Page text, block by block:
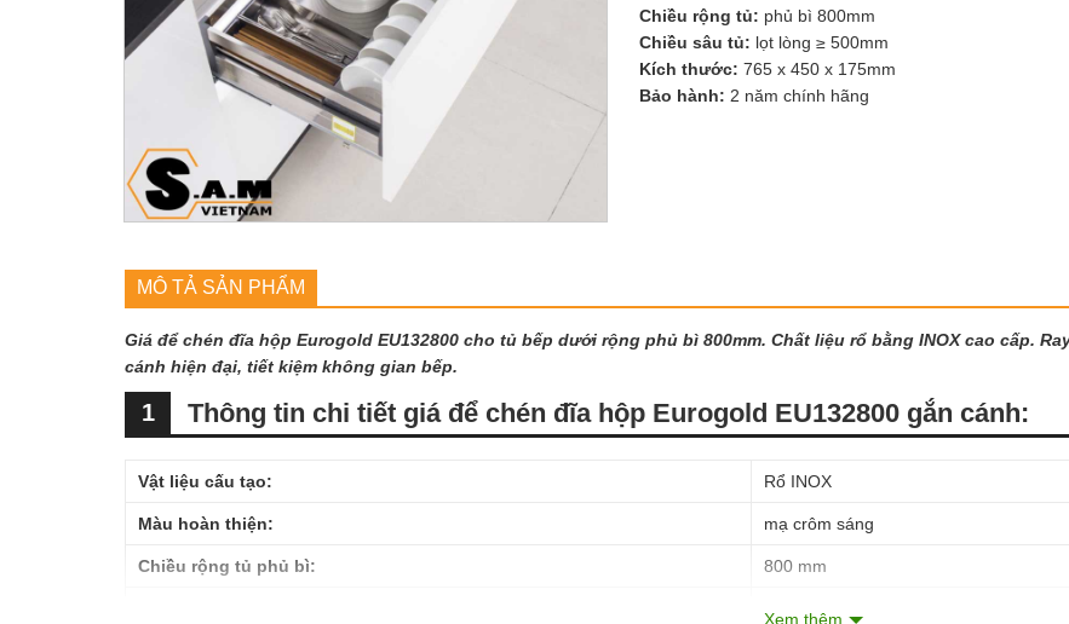
Chiều rộng tủ: phủ bì 800mm
Chiều sâu tủ: lọt lòng ≥ 500mm
Kích thước: 765 x 450 x 175mm
Bảo hành: 2 năm chính hãng
MÔ TẢ SẢN PHẨM
Giá để chén đĩa hộp Eurogold EU132800 cho tủ bếp dưới rộng phủ bì 800mm. Chất liệu rổ bằng INOX cao cấp.
cánh hiện đại, tiết kiệm không gian bếp.
Thông tin chi tiết giá để chén đĩa hộp Eurogold EU132800 gắn cánh:
1
Vật liệu cấu tạo: Rổ INOX
Màu hoàn thiện: mạ crôm sáng
Chiều rộng tủ phủ bì: 800 mm
tối thiểu 500 mm
Xem thêm